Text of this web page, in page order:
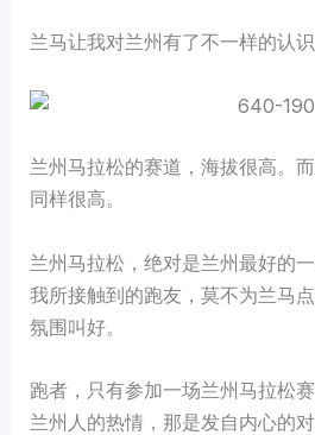
兰马让我对兰州有了不一样的认识
兰州马拉松的赛道，海拔很高。
同样很高。
兰州马拉松，绝对是兰州最好的
我所接触到的跑友，莫不为兰马
氛围叫好。
跑者，只有参加一场兰州马拉松
兰州人的热情，那是发自内心的